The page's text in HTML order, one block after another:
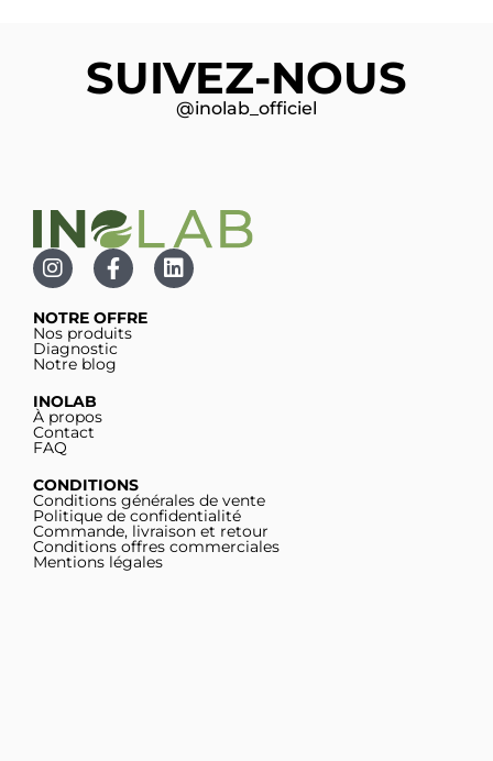
SUIVEZ-NOUS
@inolab_officiel
NOTRE OFFRE
Nos produits
Diagnostic
Notre blog
INOLAB
À propos
Contact
FAQ
CONDITIONS
Conditions générales de vente
Politique de confidentialité
Commande, livraison et retour
Conditions offres commerciales
Mentions légales